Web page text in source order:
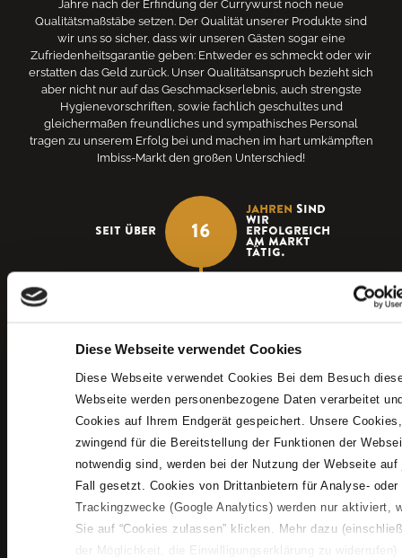
Diese Webseite verwendet Cookies
Diese Webseite verwendet Cookies Bei dem Besuch
Webseite werden personenbezogene Daten verarbeitet
Cookies auf Ihrem Endgerät gespeichert. Unsere
zwingend für die Bereitstellung der Funktionen der
notwendig sind, werden bei der Nutzung der Webseite auf
Fall gesetzt. Cookies von Drittanbietern für Analyse- oder
Trackingzwecke (Google Analytics) werden nur aktiviert,
Sie auf “Cookies zulassen” klicken. Mehr dazu
der Möglichkeit, die Einwilligungserklärung zu widerrufen)
Jahre nach der Erfindung der Currywurst noch neue
Qualitätsmaßstäbe setzen. Der Qualität unserer Produkte sind
wir uns so sicher, dass wir unseren Gästen sogar eine
Zufriedenheitsgarantie geben: Entweder es schmeckt oder wir
erstatten das Geld zurück. Unser Qualitätsanspruch bezieht sich
aber nicht nur auf das Geschmackserlebnis, auch strengste
Hygienevorschriften, sowie fachlich geschultes und
gleichermaßen freundliches und sympathisches Personal
tragen zu unserem Erfolg bei und machen im hart umkämpften
Imbiss-Markt den großen Unterschied!
Seit über 16
Jahren sind
wir
erfolgreich
am markt
tätig.
4,6
bei
1309
auf Google
bestbewertete
Currywurst-Kette
Deutschlands!
~40
Verkaufsstellen
Westfalen